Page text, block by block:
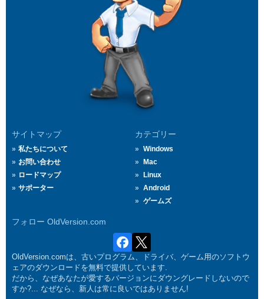
サイトマップ
私たちについて
お問い合わせ
ロードマップ
サポーター
カテゴリー
Windows
Mac
Linux
Android
ゲームズ
フォロー OldVersion.com
OldVersion.comは、古いプログラム、ドライバ、ゲーム用のソフトウ
ェアのダウンロードを無料で提供しています.
だから、なぜあなたが愛するバージョンにダウングレードしないので
すか?... なぜなら、新人は常に良いではありません!